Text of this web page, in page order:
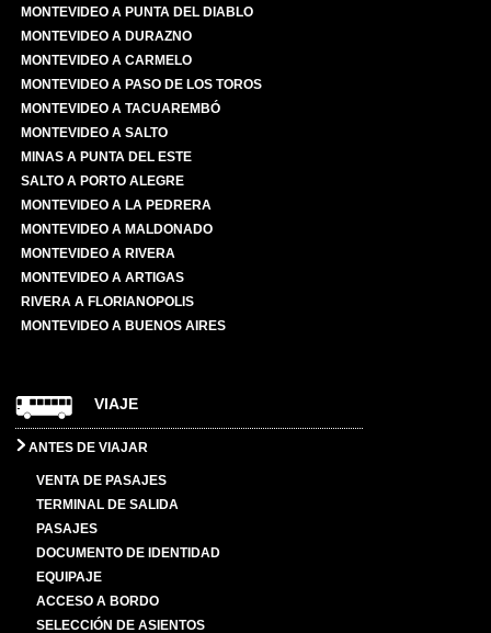
MONTEVIDEO A PUNTA DEL DIABLO
MONTEVIDEO A DURAZNO
MONTEVIDEO A CARMELO
MONTEVIDEO A PASO DE LOS TOROS
MONTEVIDEO A TACUAREMBÓ
MONTEVIDEO A SALTO
MINAS A PUNTA DEL ESTE
SALTO A PORTO ALEGRE
MONTEVIDEO A LA PEDRERA
MONTEVIDEO A MALDONADO
MONTEVIDEO A RIVERA
MONTEVIDEO A ARTIGAS
RIVERA A FLORIANOPOLIS
MONTEVIDEO A BUENOS AIRES
VIAJE
ANTES DE VIAJAR
VENTA DE PASAJES
TERMINAL DE SALIDA
PASAJES
DOCUMENTO DE IDENTIDAD
EQUIPAJE
ACCESO A BORDO
SELECCIÓN DE ASIENTOS